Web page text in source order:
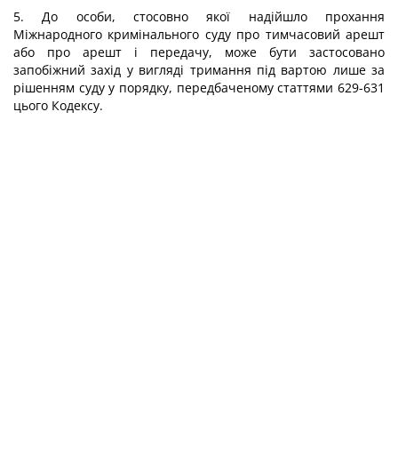
5. До особи, стосовно якої надійшло прохання
Міжнародного кримінального суду про тимчасовий арешт
або про арешт і передачу, може бути застосовано
запобіжний захід у вигляді тримання під вартою лише за
рішенням суду у порядку, передбаченому статтями 629-631
цього Кодексу.